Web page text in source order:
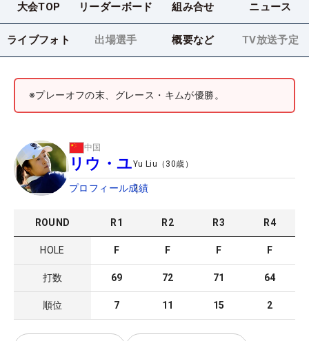
大会TOP リーダーボード 組み合せ ニュース
ライブフォト 出場選手 概要など TV放送予定
※プレーオフの末、グレース・キムが優勝。
中国
リウ・ユYu Liu （ 30歳）
プロフィール成績
ROUND R1 R2 R3 R4
HOLE F F F F
打数 69 72 71 64
順位 7 11 15 2